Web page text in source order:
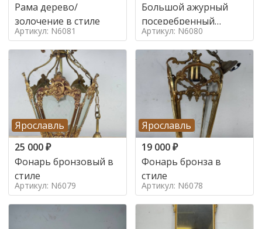
Рама дерево/
золочение в стиле
Артикул: N6081
Большой ажурный
посеребренный
поднос в стиле
Артикул: N6080
Ярославль
25 000₽
Фонарь бронзовый в
стиле
Артикул: N6079
Ярославль
19 000₽
Фонарь бронза в
стиле
Артикул: N6078